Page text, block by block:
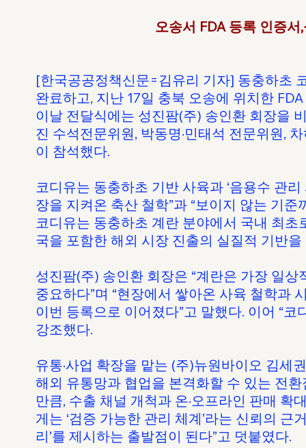
오송서 FDA 등록 인증
[한국공공정책신문=김유리 기자] 동충하초
완료하고, 지난 17일 충북 오송에 위치한
이날 전달식에는 성진팜(주) 송인환 회장을
진 수석전문위원, 박동명·민태석 전문위원,
이 참석했다.
코디유는 동충하초 기반 사육과 ‘음용수 관
장을 지켜온 축산 철학”과 “보이지 않는 기
코디유는 동충하초 계란 분야에서 국내 최
국을 포함한 해외 시장 진출의 실질적 기반
성진팜(주) 송인환 회장은 “계란은 가장 일
중요하다”며 “현장에서 쌓아온 사육 철학과
이번 등록으로 이어졌다”고 말했다. 이어 “
강조했다.
유통·사업 확장을 맡는 (주)뉴원바이오 김세
해외 유통망과 협업을 본격화할 수 있는 전
만큼, 수출 채널 개척과 온·오프라인 판매 확
게는 ‘검증 가능한 관리 체계’라는 신뢰의
리’를 제시하는 출발점이 된다”고 덧붙였다.